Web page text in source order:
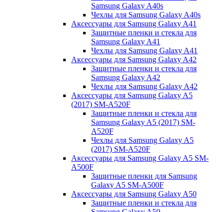
Samsung Galaxy A40s
Чехлы для Samsung Galaxy A40s
Аксессуары для Samsung Galaxy A41
Защитные пленки и стекла для
Samsung Galaxy A41
Чехлы для Samsung Galaxy A41
Аксессуары для Samsung Galaxy A42
Защитные пленки и стекла для
Samsung Galaxy A42
Чехлы для Samsung Galaxy A42
Аксессуары для Samsung Galaxy A5
(2017) SM-A520F
Защитные пленки и стекла для
Samsung Galaxy A5 (2017) SM-
A520F
Чехлы для Samsung Galaxy A5
(2017) SM-A520F
Аксессуары для Samsung Galaxy A5 SM-
A500F
Защитные пленки для Samsung
Galaxy A5 SM-A500F
Аксессуары для Samsung Galaxy A50
Защитные пленки и стекла для